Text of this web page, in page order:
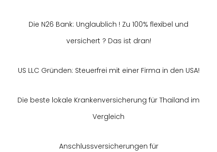
Die N26 Bank: Unglaublich ! Zu 100% flexibel und
versichert ? Das ist dran!
US LLC Gründen: Steuerfrei mit einer Firma in den USA!
Die beste lokale Krankenversicherung für Thailand im
Vergleich
Anschlussversicherungen für